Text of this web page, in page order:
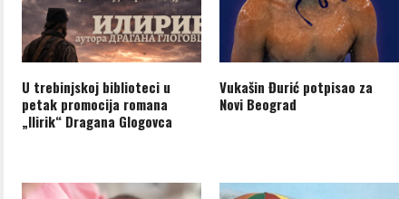
U trebinjskoj biblioteci u
petak promocija romana
„Ilirik“ Dragana Glogovca
Vukašin Đurić potpisao za
Novi Beograd